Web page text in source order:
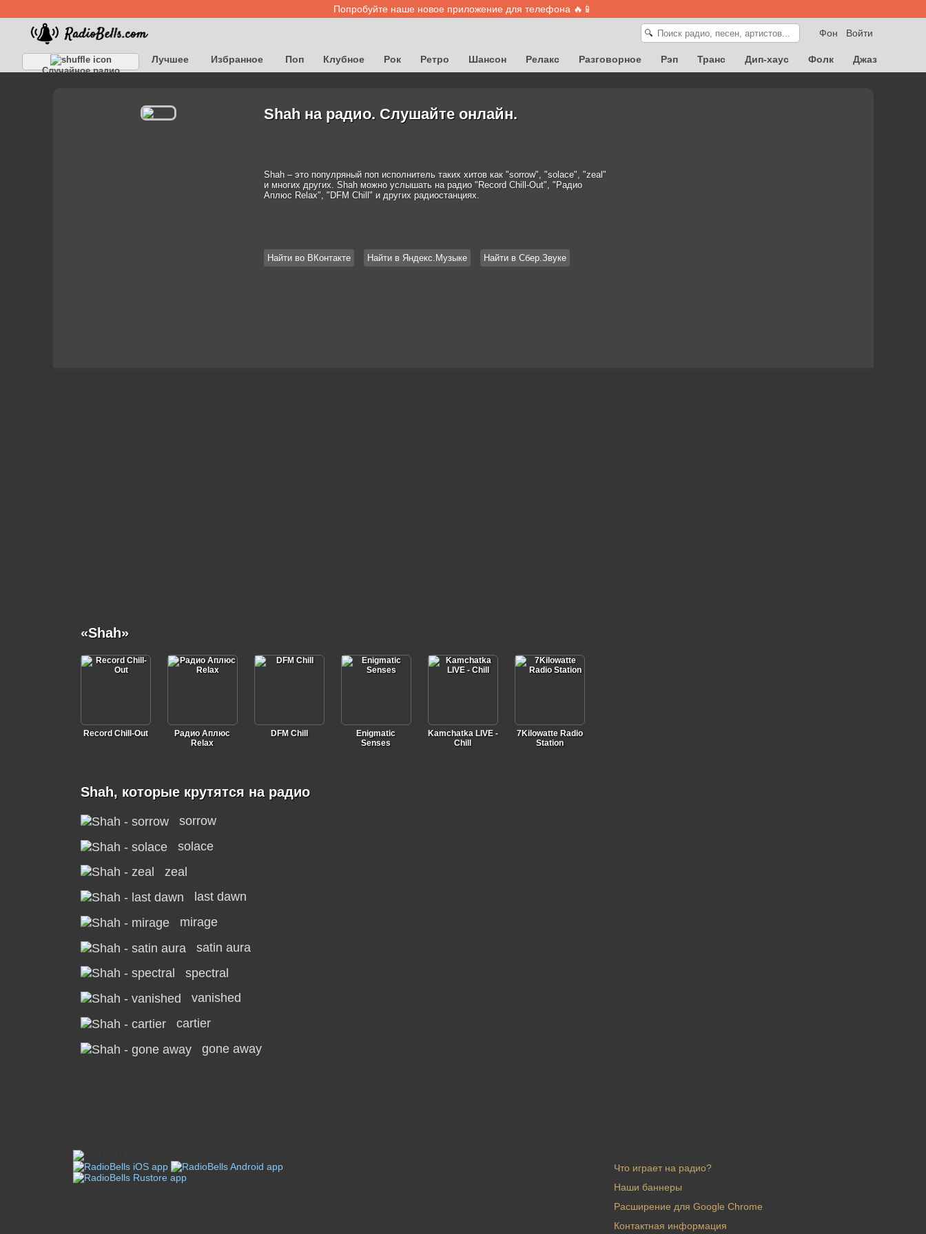
Попробуйте наше новое приложение для телефона 🔥📱
Войти
Фон
🔍
Случайное радио
Лучшее Избранное Поп Клубное Рок Ретро Шансон Релакс Разговорное Рэп Транс Дип-хаус Фолк
Джаз
Shah на радио. Слушайте онлайн.
Shah – это популряный поп исполнитель таких хитов как "sorrow", "solace", "zeal"
и многих других. Shah можно услышать на радио "Record Chill-Out", "Радио
Аплюс Relax", "DFM Chill" и других радиостанциях.
Найти во ВКонтакте Найти в Яндекс.Музыке Найти в Сбер.Звуке
«Shah»
Record Chill-Out
Радио Аплюс
Relax
DFM Chill
Enigmatic
Senses
Kamchatka LIVE -
Chill
7Kilowatte Radio
Station
Shah, которые крутятся на радио
sorrow
solace
zeal
last dawn
mirage
satin aura
spectral
vanished
cartier
gone away
Что играет на радио?
Наши баннеры
Расширение для Google Chrome
Контактная информация